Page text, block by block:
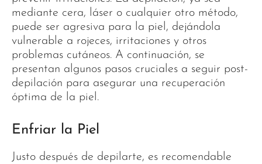
mediante cera, láser o cualquier otro método,
puede ser agresiva para la piel, dejándola
vulnerable a rojeces, irritaciones y otros
problemas cutáneos. A continuación, se
presentan algunos pasos cruciales a seguir post-
depilación para asegurar una recuperación
óptima de la piel.
Enfriar la Piel
Justo después de depilarte, es recomendable